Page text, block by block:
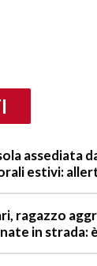
assediata
estivi:
ragazzo
in strada: